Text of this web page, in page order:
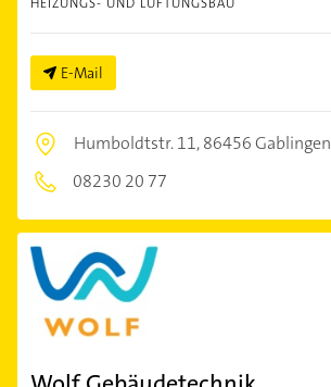
E-Mail
Humboldtstr. 11,86456 Gablingen
08230 20 77